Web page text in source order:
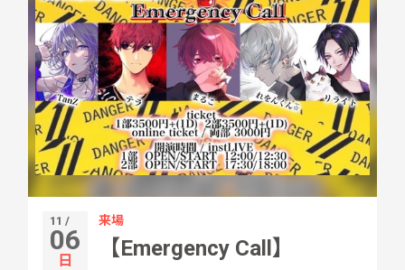
11 /
06
日
来場
【Emergency Call】